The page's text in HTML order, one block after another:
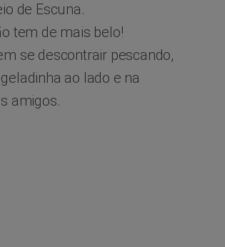
de Escuna.
tem de mais belo!
se descontrair pescando,
ao lado e na
amigos.